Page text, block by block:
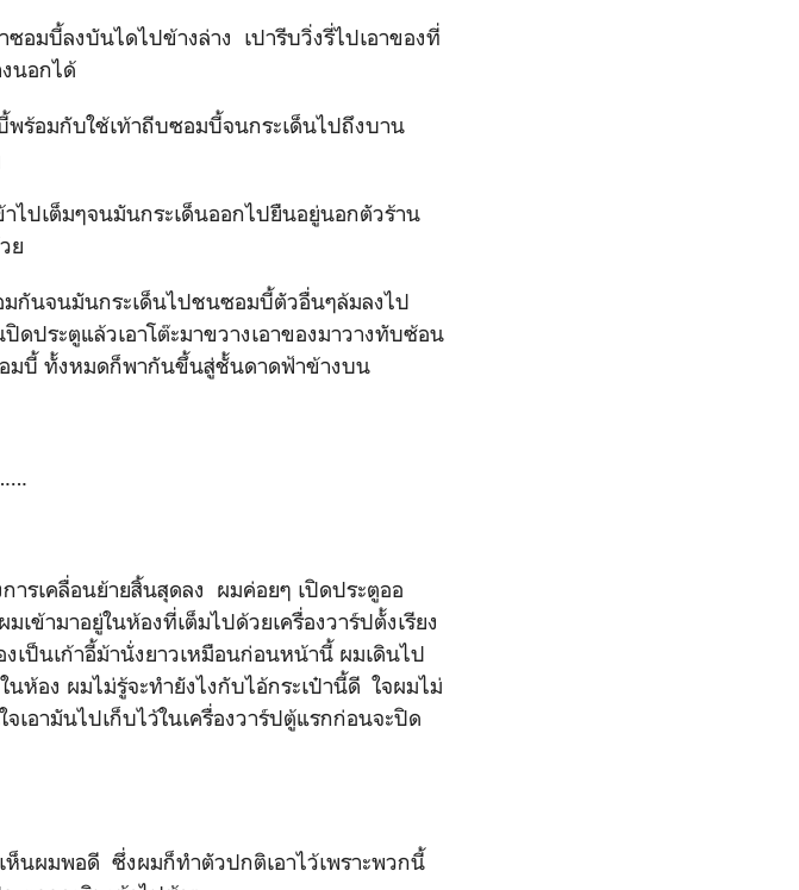
อมบี้ลงบันไดไปข้างล่าง เปารีบวิ่งรี่ไปเอาของที่
นอกได้
พร้อมกับใช้เท้าถีบซอมบี้จนกระเด็นไปถึงบาน
ไปเต็มๆจนมันกระเด็นออกไปยืนอยู่นอกตัวร้าน
ย
มกันจนมันกระเด็นไปชนซอมบี้ตัวอื่นๆล้มลงไป
ระตูแล้วเอาโต๊ะมาขวางเอาของมาวางทับซ้อน
อมบี้ ทั้งหมดก็พากันขึ้นสู่ชั้นดาดฟ้าข้างบน
คลื่อนย้ายสิ้นสุดลง ผมค่อยๆ เปิดประตูออ
ข้ามาอยู่ในห้องที่เต็มไปด้วยเครื่องวาร์ปตั้งเรียง
เป็นเก้าอี้ม้านั่งยาวเหมือนก่อนหน้านี้ ผมเดินไป
ห้อง ผมไม่รู้จะทำยังไงกับไอ้กระเป๋านี้ดี ใจผมไม่
เอามันไปเก็บไว้ในเครื่องวาร์ปตู้แรกก่อนจะปิด
มพอดี ซึ่งผมก็ทำตัวปกติเอาไว้เพราะพวกนี้